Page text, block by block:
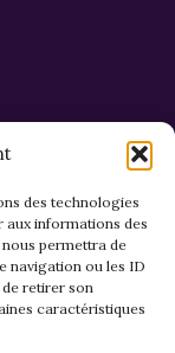
des technologies
informations des
permettra de
navigation ou les ID
de retirer son
caractéristiques